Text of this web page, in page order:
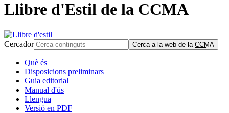
Llibre d'Estil de la CCMA
Cercador Cerca a la web de la CCMA
Què és
Disposicions preliminars
Guia editorial
Manual d'ús
Llengua
Versió en PDF